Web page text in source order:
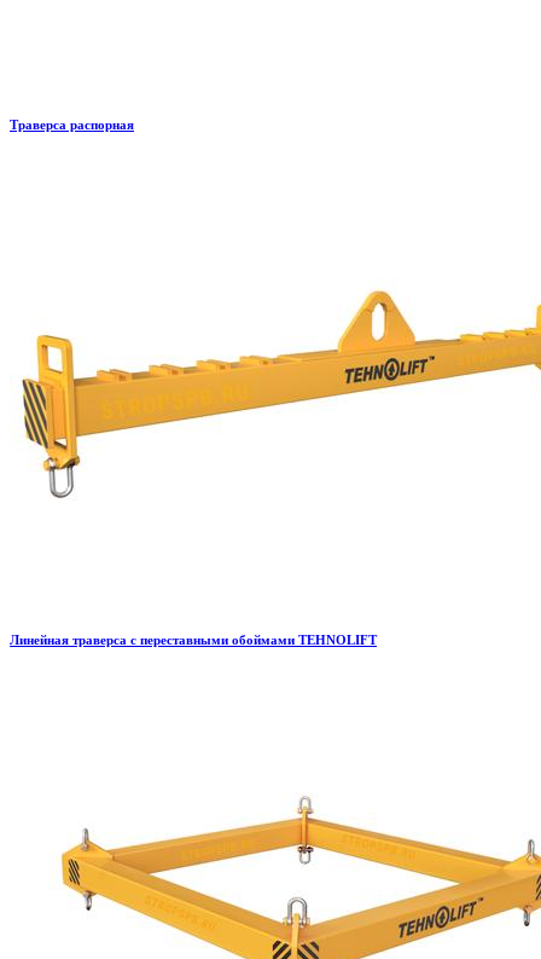
Траверса распорная
Линейная траверса с переставными обоймами TEHNOLIFT